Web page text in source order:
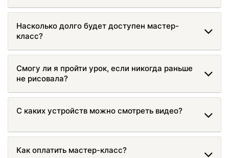
Насколько долго будет доступен мастер-
класс?
Смогу ли я пройти урок, если никогда раньше
не рисовала?
С каких устройств можно смотреть видео?
Как оплатить мастер-класс?